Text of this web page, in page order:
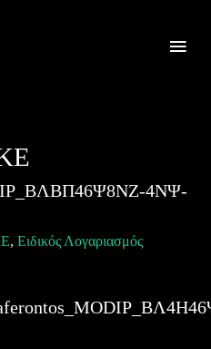
4ΝΨ-
, Ειδικός Λογαριασμός